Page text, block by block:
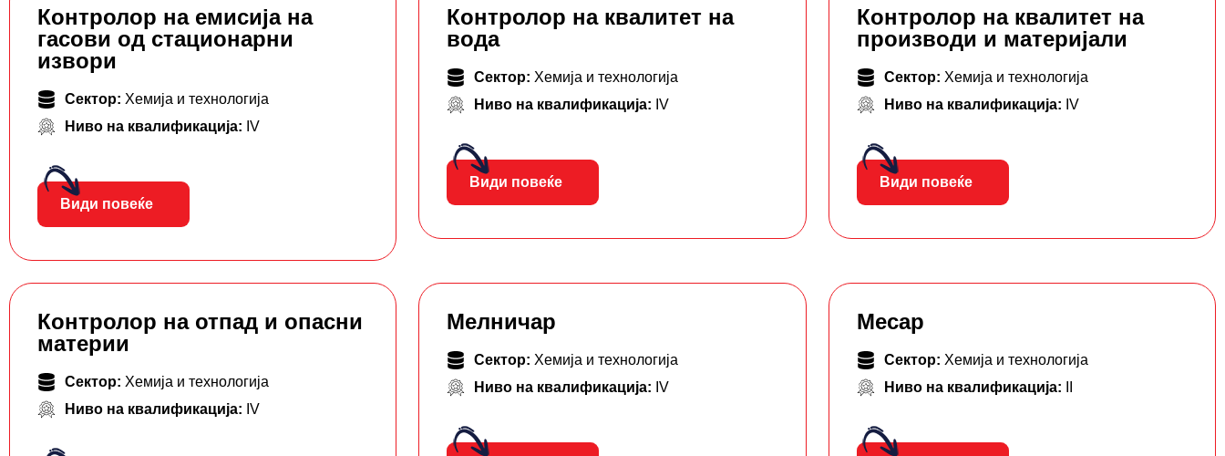
Контролор на емисија на
гасови од стационарни
извори
Сектор: Хемија и технологија
Ниво на квалификација: IV
Види повеќе
Контролор на квалитет на
вода
Сектор: Хемија и технологија
Ниво на квалификација: IV
Види повеќе
Контролор на квалитет на
производи и материјали
Сектор: Хемија и технологија
Ниво на квалификација: IV
Види повеќе
Контролор на отпад и опасни
материи
Сектор: Хемија и технологија
Ниво на квалификација: IV
Мелничар
Сектор: Хемија и технологија
Ниво на квалификација: IV
Месар
Сектор: Хемија и технологија
Ниво на квалификација: